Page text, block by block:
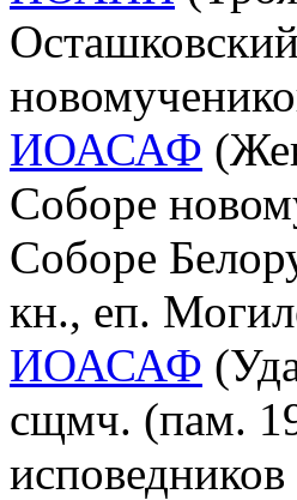
ИОАСАФ
Соборе
Соборе
кн., еп.
ИОАСАФ
сщмч. (пам.